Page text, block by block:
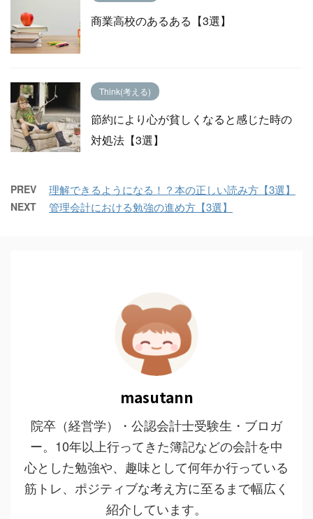
商業高校のあるある【3選】
Think(考える)
節約により心が貧しくなると感じた時の
対処法【3選】
PREV 理解できるようになる！？本の正しい読み方【3選】
NEXT 管理会計における勉強の進め方【3選】
masutann
院卒（経営学）・公認会計士受験生・ブロガ
ー。10年以上行ってきた簿記などの会計を中
心とした勉強や、趣味として何年か行っている
筋トレ、ポジティブな考え方に至るまで幅広く
紹介しています。